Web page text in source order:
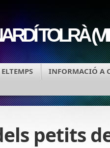
TOLRÀ
ELTEMPS
INFORMACIÓ A
petits